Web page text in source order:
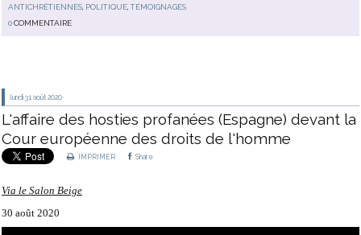
ANTICHRÉTIENNES, POLITIQUE,TÉMOIGNAGES
0COMMENTAIRE
lundi 31 août 2020
L'affaire des hosties profanées (Espagne) devant la
Cour européenne des droits de l'homme
IMPRIMER Share
Via le Salon Beige
30 août 2020